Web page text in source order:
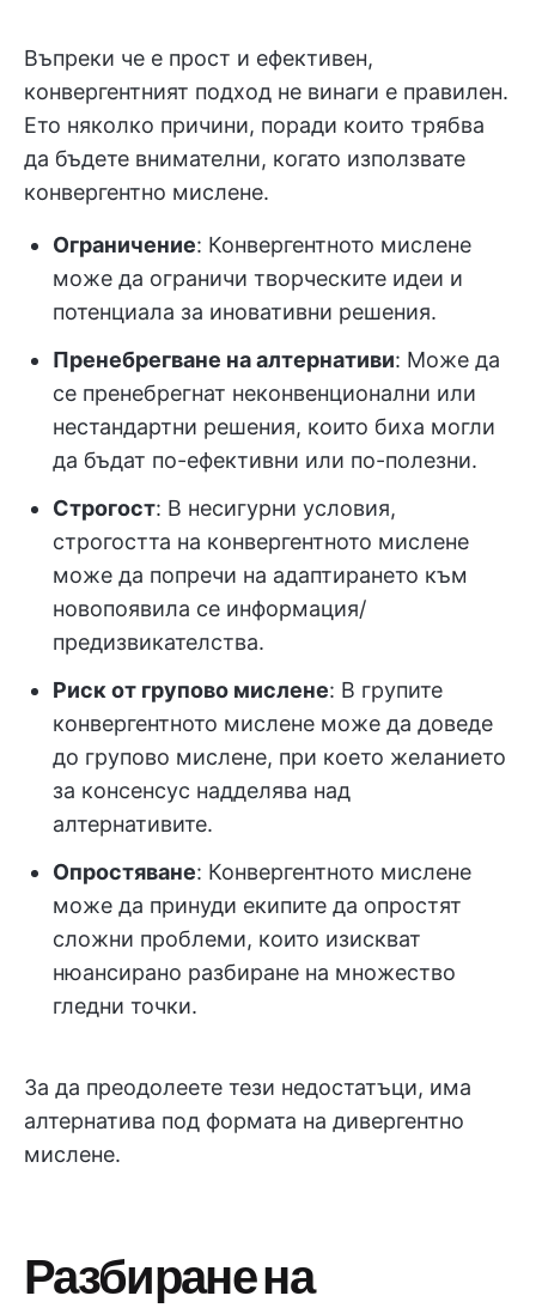
Въпреки че е прост и ефективен,
конвергентният подход не винаги е правилен.
Ето няколко причини, поради които трябва
да бъдете внимателни, когато използвате
конвергентно мислене.
Ограничение: Конвергентното мислене
може да ограничи творческите идеи и
потенциала за иновативни решения.
Пренебрегване на алтернативи: Може да
се пренебрегнат неконвенционални или
нестандартни решения, които биха могли
да бъдат по-ефективни или по-полезни.
Строгост: В несигурни условия,
строгостта на конвергентното мислене
може да попречи на адаптирането към
новопоявила се информация/
предизвикателства.
Риск от групово мислене: В групите
конвергентното мислене може да доведе
до групово мислене, при което желанието
за консенсус надделява над
алтернативите.
Опростяване: Конвергентното мислене
може да принуди екипите да опростят
сложни проблеми, които изискват
нюансирано разбиране на множество
гледни точки.
За да преодолеете тези недостатъци, има
алтернатива под формата на дивергентно
мислене.
Разбиране на